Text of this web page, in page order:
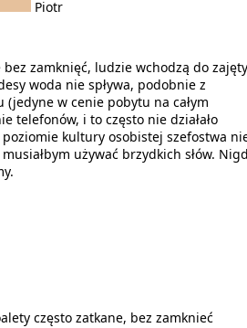
Piotr
zamknięć, ludzie wchodzą do
woda nie spływa, podobnie z
w cenie pobytu na całym
telefonów, i to często nie działało
kultury osobistej szefostwa
używać brzydkich słów.
często zatkane, bez zamknieć